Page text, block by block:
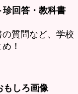
珍回答・教科書
質問など、学校
！
もしろ画像